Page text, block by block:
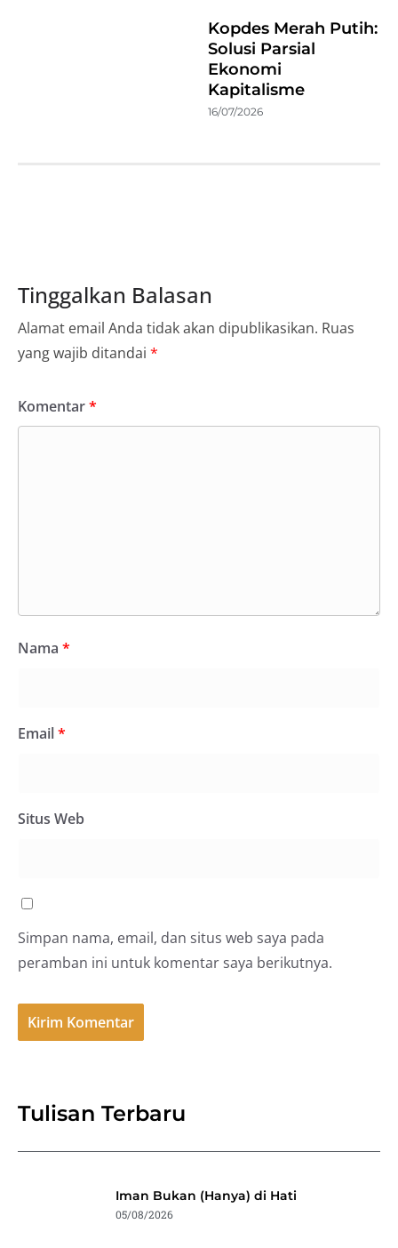
Kopdes Merah Putih:
Solusi Parsial
Ekonomi
Kapitalisme
16/07/2026
Tinggalkan Balasan
Alamat email Anda tidak akan dipublikasikan. Ruas
yang wajib ditandai *
Komentar*
Nama *
Email*
Situs Web
Simpan nama, email, dan situs web saya pada
peramban ini untuk komentar saya berikutnya.
Tulisan Terbaru
Iman Bukan (Hanya) di Hati
05/08/2026